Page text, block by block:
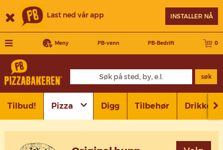
Last ned vår app INSTALLER NÅ
Meny PB-venn PB-Bedrift 0
søk
Tilbud! Pizza Digg Tilbehør Drikke